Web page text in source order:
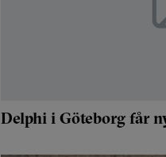
Delphi i Göteborg får